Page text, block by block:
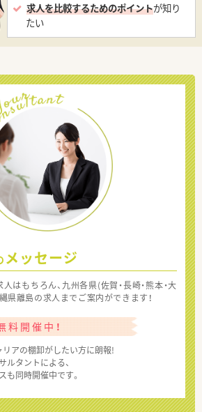
求人を比較するためのポイントが知り
たい
メッセージ
はもちろん、九州各県(佐賀・長崎・熊本・大
縄県離島の求人までご案内ができます！
料開催中！
リアの棚卸がしたい方に朗報!
ルタントによる、
も同時開催中です。